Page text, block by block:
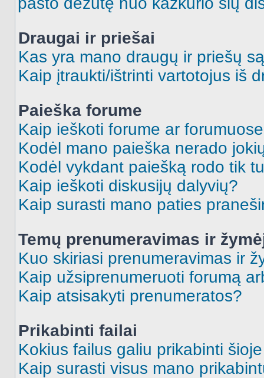
Draugai ir priešai
Kas yra mano draugų ir priešų
Kaip įtraukti/ištrinti vartotojus iš
Paieška forume
Kaip ieškoti forume ar
Kodėl mano paieška nerado
Kodėl vykdant paiešką rodo tik
Kaip ieškoti diskusijų dalyvių?
Kaip surasti mano paties
Temų prenumeravimas ir
Kuo skiriasi prenumeravimas ir
Kaip užsiprenumeruoti forumą
Kaip atsisakyti prenumeratos?
Prikabinti failai
Kokius failus galiu prikabinti
Kaip surasti visus mano